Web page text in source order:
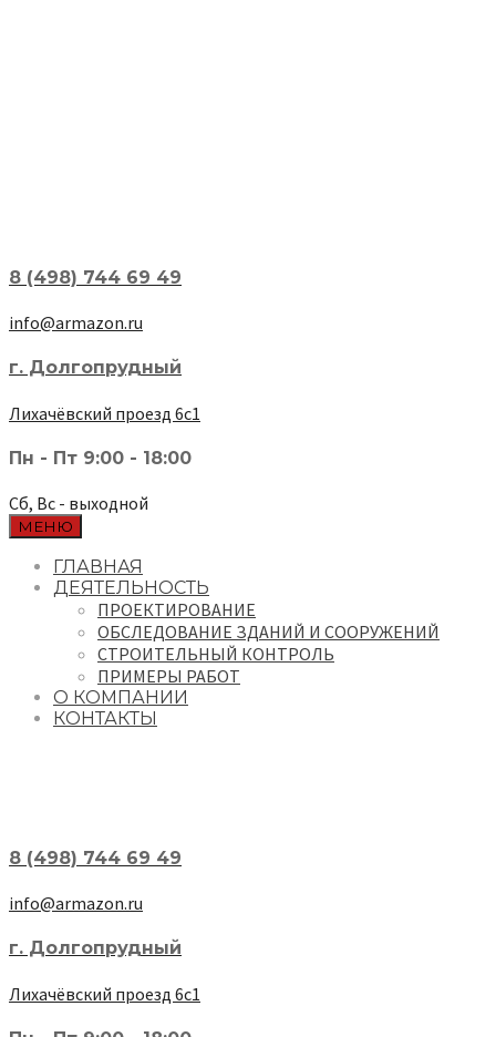
8 (498) 744 69 49
info@armazon.ru
г. Долгопрудный
Лихачёвский проезд 6с1
Пн - Пт 9:00 - 18:00
Сб, Вс - выходной
МЕНЮ
ГЛАВНАЯ
ДЕЯТЕЛЬНОСТЬ
ПРОЕКТИРОВАНИЕ
ОБСЛЕДОВАНИЕ ЗДАНИЙ И СООРУЖЕНИЙ
СТРОИТЕЛЬНЫЙ КОНТРОЛЬ
ПРИМЕРЫ РАБОТ
О КОМПАНИИ
КОНТАКТЫ
8 (498) 744 69 49
info@armazon.ru
г. Долгопрудный
Лихачёвский проезд 6с1